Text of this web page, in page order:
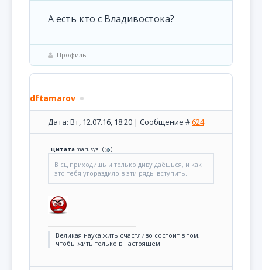
А есть кто с Владивостока?
Профиль
dftamarov
Дата: Вт, 12.07.16, 18:20 | Сообщение #624
Цитата marusya_ ( )
В сц приходишь и только диву даёшься, и как
это тебя угораздило в эти ряды вступить.
Великая наука жить счастливо состоит в том,
чтобы жить только в настоящем.